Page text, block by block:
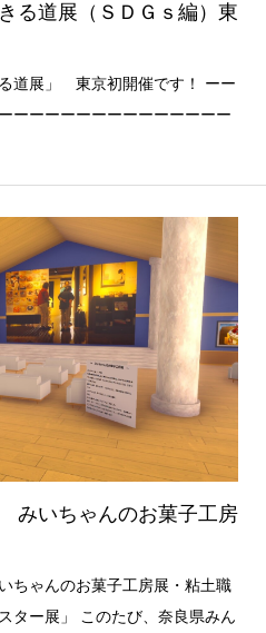
る道展（ＳＤＧｓ編）東
る道展」 東京初開催です！ ーー
ーーーーーーーーーーーーーー
みいちゃんのお菓子工房
ちゃんのお菓子工房展・粘土職
ター展」 このたび、奈良県みん